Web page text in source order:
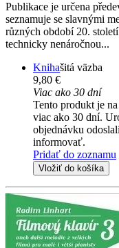
Publikace je určena
seznamuje se slavnými
různých období 20.
technicky nenáročnou...
Knihašitá väzba
9,80 €
Viac ako 30 dní
Tento produkt je
viac ako 30 dní.
objednávku
informovať.
Pridať do zoznamu
Vložiť do košíka